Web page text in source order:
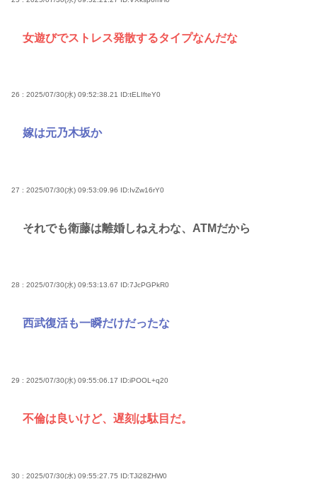
女遊びでストレス発散するタイプなんだな
26 : 2025/07/30(水) 09:52:38.21 ID:tELIfteY0
嫁は元乃木坂か
27 : 2025/07/30(水) 09:53:09.96 ID:IvZw16rY0
それでも衛藤は離婚しねえわな、ATMだから
28 : 2025/07/30(水) 09:53:13.67 ID:7JcPGPkR0
西武復活も一瞬だけだったな
29 : 2025/07/30(水) 09:55:06.17 ID:iPOOL+q20
不倫は良いけど、遅刻は駄目だ。
30 : 2025/07/30(水) 09:55:27.75 ID:TJi28ZHW0